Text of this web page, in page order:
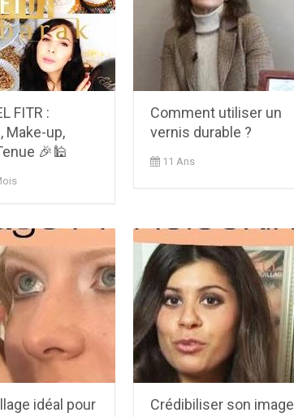
FITR :
Make-up,
🎉🕌
Comment utiliser un
vernis durable ?
11 Ans
idéal pour
Crédibiliser son image